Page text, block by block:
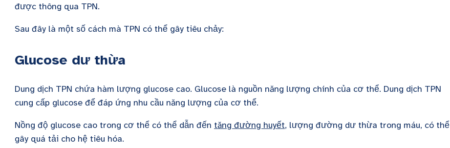
được thông qua TPN.
Sau đây là một số cách mà TPN có thể gây tiêu chảy:
Glucose dư thừa
Dung dịch TPN chứa hàm lượng glucose cao. Glucose là nguồn năng lượng chính của cơ thể. Dung dịch TPN
cung cấp glucose để đáp ứng nhu cầu năng lượng của cơ thể.
Nồng độ glucose cao trong cơ thể có thể dẫn đến tăng đường huyết, lượng đường dư thừa trong máu, có thể
gây quá tải cho hệ tiêu hóa.